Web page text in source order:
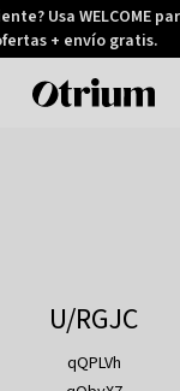
Usa WELCOME
+ envío gratis.
Otrium
U/RGJC
qQPLVh